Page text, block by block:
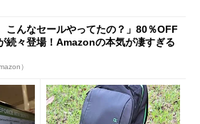
こんなセールやってたの？」80％OFF
続々登場！Amazonの本気が凄すぎる
）